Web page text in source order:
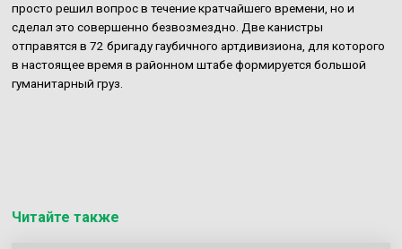
просто решил вопрос в течение кратчайшего времени, но и
сделал это совершенно безвозмездно. Две канистры
отправятся в 72 бригаду гаубичного артдивизиона, для которого
в настоящее время в районном штабе формируется большой
гуманитарный груз.
Читайте также